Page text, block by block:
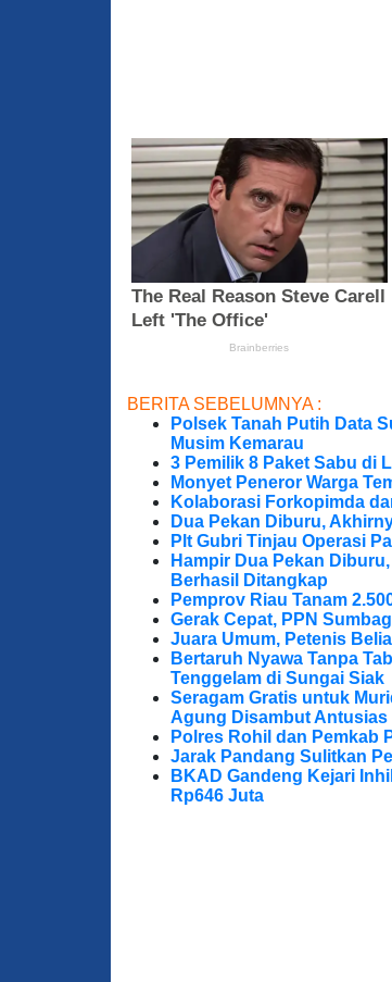
BERITA SEBELUMNYA :
Polsek Tanah Putih Data
Musim Kemarau
3 Pemilik 8 Paket Sabu di
Monyet Peneror Warga
Kolaborasi Forkopimda
Dua Pekan Diburu,
Plt Gubri Tinjau Operasi
Hampir Dua Pekan
Berhasil Ditangkap
Pemprov Riau Tanam
Gerak Cepat, PPN
Juara Umum, Petenis
Bertaruh Nyawa Tanpa
Tenggelam di Sungai Siak
Seragam Gratis untuk
Agung Disambut Antusias
Polres Rohil dan Pemkab
Jarak Pandang Sulitkan
BKAD Gandeng Kejari
Rp646 Juta